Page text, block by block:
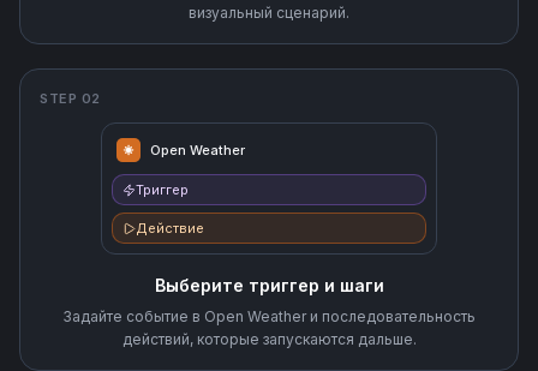
визуальный сценарий.
STEP 02
Open Weather
Триггер
Действие
Выберите триггер и шаги
Задайте событие в Open Weather и последовательность
действий, которые запускаются дальше.